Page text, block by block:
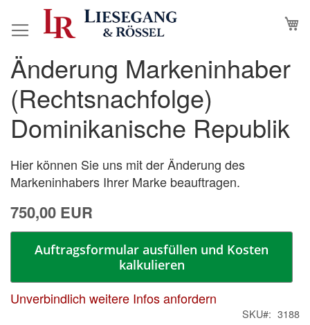
zum
Änderung Markeninhaber
(Rechtsnachfolge)
Dominikanische Republik
Hier können Sie uns mit der Änderung des
Markeninhabers Ihrer Marke beauftragen.
750,00 EUR
Auftragsformular ausfüllen und Kosten
kalkulieren
Unverbindlich weitere Infos anfordern
SKU 3188
Zum
Ende
der
Bildergalerie
springen
Zum
Anfang
der
Bildergalerie
springen